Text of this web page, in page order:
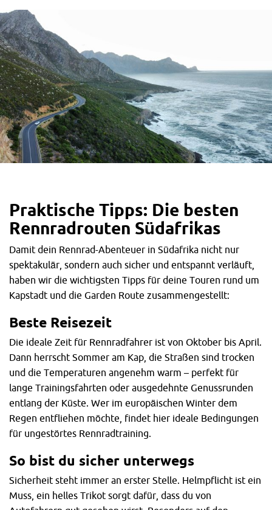
Praktische Tipps: Die besten
Rennradrouten Südafrikas
Damit dein Rennrad-Abenteuer in Südafrika nicht nur
spektakulär, sondern auch sicher und entspannt verläuft,
haben wir die wichtigsten Tipps für deine Touren rund um
Kapstadt und die Garden Route zusammengestellt:
Beste Reisezeit
Die ideale Zeit für Rennradfahrer ist von Oktober bis April.
Dann herrscht Sommer am Kap, die Straßen sind trocken
und die Temperaturen angenehm warm – perfekt für
lange Trainingsfahrten oder ausgedehnte Genussrunden
entlang der Küste. Wer im europäischen Winter dem
Regen entfliehen möchte, findet hier ideale Bedingungen
für ungestörtes Rennradtraining.
So bist du sicher unterwegs
Sicherheit steht immer an erster Stelle. Helmpflicht ist ein
Muss, ein helles Trikot sorgt dafür, dass du von